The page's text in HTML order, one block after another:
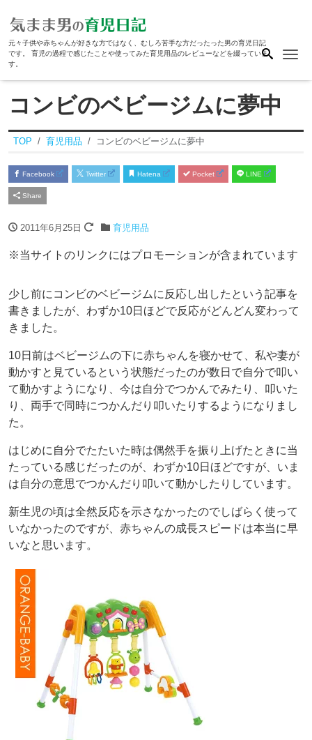
元々子供や赤ちゃんが好きな方ではなく、むしろ苦手な方だったった男の育児日記
です。 育児の過程で感じたことや使ってみた育児用品のレビューなどを綴っていま
す。
コンビのベビージムに夢中
TOP 育児用品 コンビのベビージムに夢中
Facebook Twitter Hatena Pocket LINE
Share
2011年6月25日 育児用品
※当サイトのリンクにはプロモーションが含まれています
少し前にコンビのベビージムに反応し出したという記事を
書きましたが、わずか10日ほどで反応がどんどん変わって
きました。
10日前はベビージムの下に赤ちゃんを寝かせて、私や妻が
動かすと見ているという状態だったのが数日で自分で叩い
て動かすようになり、今は自分でつかんでみたり、叩いた
り、両手で同時につかんだり叩いたりするようになりまし
た。
はじめに自分でたたいた時は偶然手を振り上げたときに当
たっている感じだったのが、わずか10日ほどですが、いま
は自分の意思でつかんだり叩いて動かしたりしています。
新生児の頃は全然反応を示さなかったのでしばらく使って
いなかったのですが、赤ちゃんの成長スピードは本当に早
いなと思います。